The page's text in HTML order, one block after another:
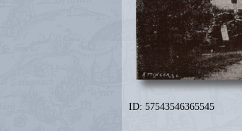
ID: 57543546365545